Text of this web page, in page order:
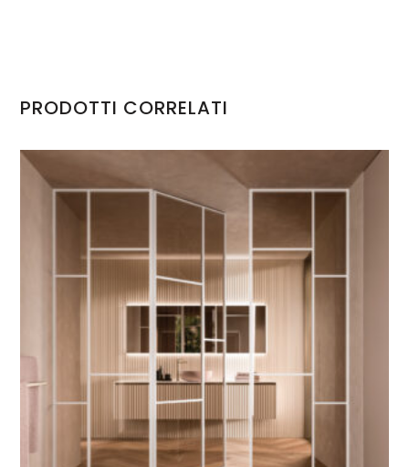
PRODOTTI CORRELATI